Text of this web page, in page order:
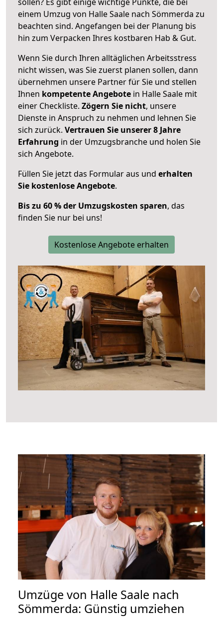
einem Umzug von Halle Saale nach Sömmerda zu
beachten sind. Angefangen bei der Planung bis
hin zum Verpacken Ihres kostbaren Hab & Gut.
Wenn Sie durch Ihren alltäglichen Arbeitsstress
nicht wissen, was Sie zuerst planen sollen, dann
übernehmen unsere Partner für Sie und stellen
Ihnen kompetente Angebote in Halle Saale mit
einer Checkliste. Zögern Sie nicht, unsere
Dienste in Anspruch zu nehmen und lehnen Sie
sich zurück. Vertrauen Sie unserer 8 Jahre
Erfahrung in der Umzugsbranche und holen Sie
sich Angebote.
Füllen Sie jetzt das Formular aus und erhalten
Sie kostenlose Angebote.
Bis zu 60 % der Umzugskosten sparen, das
finden Sie nur bei uns!
Kostenlose Angebote erhalten
Umzüge von Halle Saale nach
Sömmerda: Günstig umziehen